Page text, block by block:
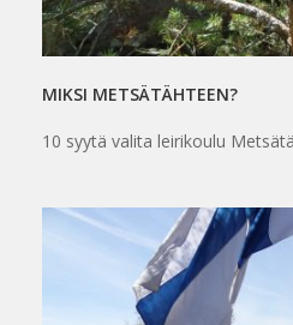
MIKSI METSÄTÄHTEEN?
10 syytä valita leirikoulu